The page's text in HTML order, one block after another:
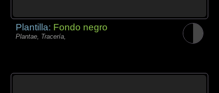
Plantilla: Fondo negro
Plantae, Tracería,